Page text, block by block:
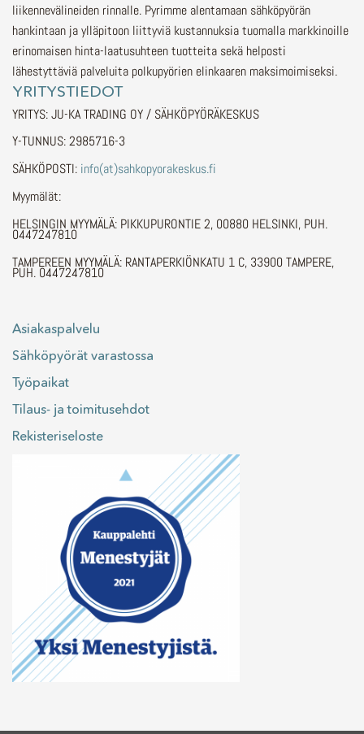
liikennevälineiden rinnalle. Pyrimme alentamaan sähköpyörän
hankintaan ja ylläpitoon liittyviä kustannuksia tuomalla markkinoille
erinomaisen hinta-laatusuhteen tuotteita sekä helposti
lähestyttäviä palveluita polkupyörien elinkaaren maksimoimiseksi.
YRITYSTIEDOT
YRITYS: JU-KA TRADING OY / SÄHKÖPYÖRÄKESKUS
Y-TUNNUS: 2985716-3
SÄHKÖPOSTI: info(at)sahkopyorakeskus.fi
Myymälät:
HELSINGIN MYYMÄLÄ: PIKKUPURONTIE 2, 00880 HELSINKI, PUH.
0447247810
TAMPEREEN MYYMÄLÄ: RANTAPERKIÖNKATU 1 C, 33900 TAMPERE,
PUH. 0447247810
Asiakaspalvelu
Sähköpyörät varastossa
Työpaikat
Tilaus- ja toimitusehdot
Rekisteriseloste